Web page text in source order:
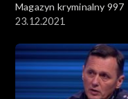
Magazyn kryminalny 997
23.12.2021